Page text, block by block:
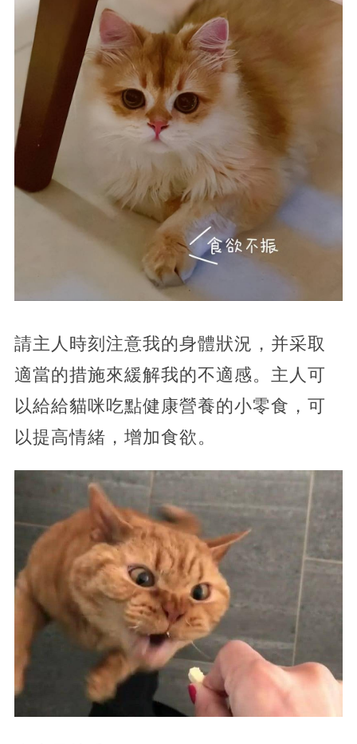
請主人時刻注意我的身體狀況，并采取
適當的措施來緩解我的不適感。主人可
以給給貓咪吃點健康營養的小零食，可
以提高情緒，增加食欲。